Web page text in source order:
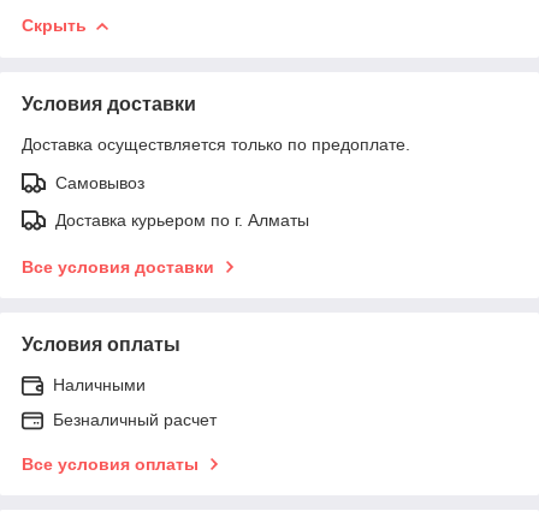
Скрыть
Условия доставки
Доставка осуществляется только по предоплате.
Самовывоз
Доставка курьером по г. Алматы
Все условия доставки
Условия оплаты
Наличными
Безналичный расчет
Все условия оплаты